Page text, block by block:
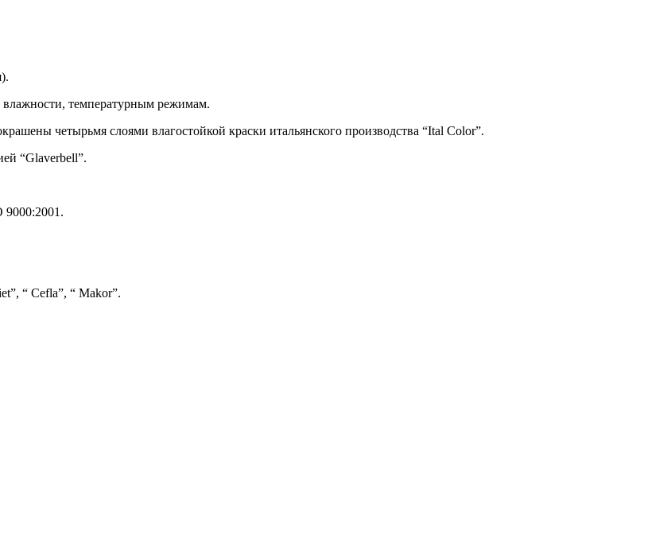
температурным режимам.
четырьмя слоями влагостойкой краски итальянского производства “Ital Color”.
“Glaverbell”.
9000:2001.
“ Сefla”, “ Makor”.